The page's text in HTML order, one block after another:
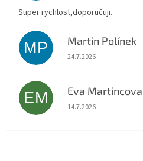
Super rychlost,doporučuji.
MP Martin Polínek
Hodnocení obchodu
24.7.2026
EM Eva Martincova
Hodnocení obchodu
14.7.2026